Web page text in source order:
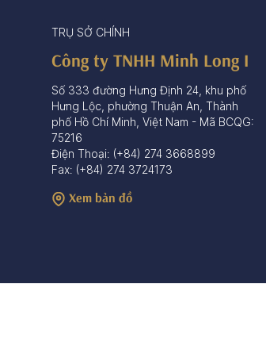
TRỤ SỞ CHÍNH
Công ty TNHH Minh Long I
Số 333 đường Hưng Định 24, khu phố
Hưng Lộc, phường Thuận An, Thành
phố Hồ Chí Minh, Việt Nam - Mã BCQG:
75216
Điện Thoại: (+84) 274 3668899
Fax: (+84) 274 3724173
Xem bản đồ